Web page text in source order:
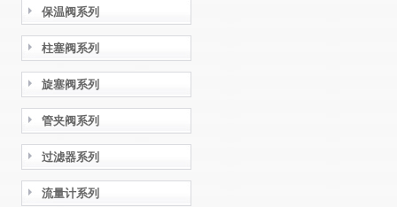
保温阀系列
柱塞阀系列
旋塞阀系列
管夹阀系列
过滤器系列
流量计系列